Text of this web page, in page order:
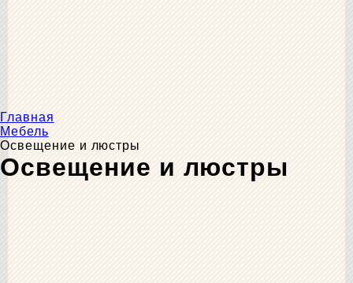
Главная
Мебель
Освещение и люстры
Освещение и люстры